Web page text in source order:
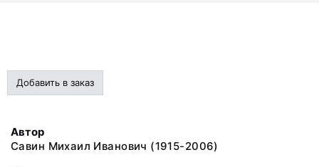
Добавить в заказ
Автор
Савин Михаил Иванович (1915-2006)